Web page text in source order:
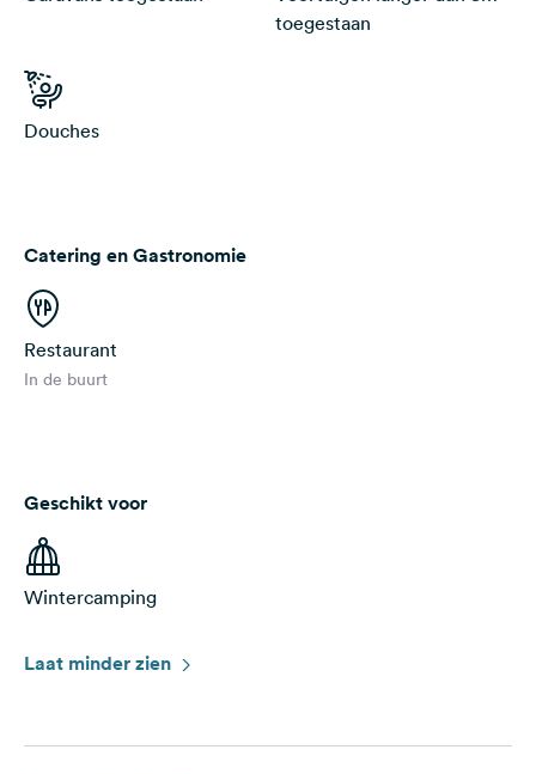
toegestaan
Douches
Catering en Gastronomie
Restaurant
In de buurt
Geschikt voor
Wintercamping
Laat minder zien